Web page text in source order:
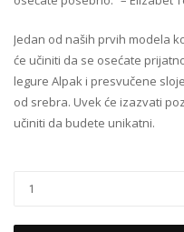
Jedan od naših prvih modela
će učiniti da se osećate
legure Alpak i presvučene
od srebra. Uvek će izazvati
učiniti da budete unikatni.
M-